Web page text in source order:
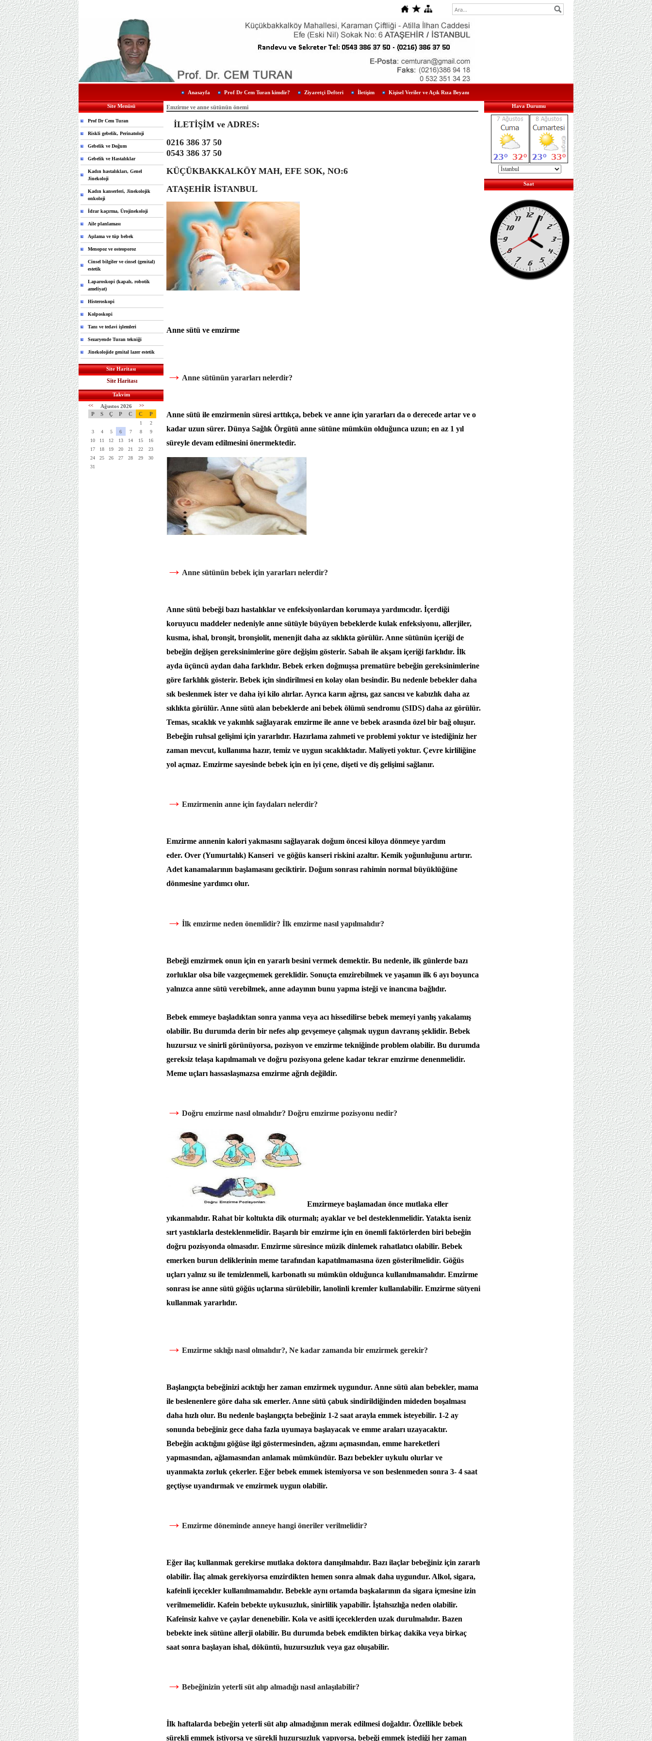
Anasayfa Prof Dr Cem Turan kimdir? Ziyaretçi Defteri İletişim Kişisel Veriler ve Açık Rıza Beyanı
Site Menüsü
Prof Dr Cem Turan
Riskli gebelik, Perinatoloji
Gebelik ve Doğum
Gebelik ve Hastalıklar
Kadın hastalıkları, Genel
Jinekoloji
Kadın kanserleri, Jinekolojik
onkoloji
İdrar kaçırma, Ürojinekoloji
Aile planlaması
Aşılama ve tüp bebek
Menopoz ve osteoporoz
Cinsel bilgiler ve cinsel (genital)
estetik
Laparoskopi (kapalı, robotik
ameliyat)
Histeroskopi
Kolposkopi
Tanı ve tedavi işlemleri
Sezaryende Turan tekniği
Jinekolojide genital lazer estetik
Site Haritası
Site Haritası
Takvim
<< Ağustos 2026 >>
P S Ç P C C P
1
2
3
4 5 6 7 8
9
10
11 12 13 14 15
16
17
18 19 20 21 22
23
24
25 26 27 28 29
30
31
Emzirme ve anne sütünün önemi
İLETİŞİM ve ADRES:
0216 386 37 50
0543 386 37 50
KÜÇÜKBAKKALKÖY MAH, EFE SOK, NO:6
ATAŞEHİR İSTANBUL
Anne sütü ve emzirme
→ Anne sütünün yararları nelerdir?
Anne sütü ile emzirmenin süresi arttıkça, bebek ve anne için yararları da o derecede artar ve o
kadar uzun sürer. Dünya Sağlık Örgütü anne sütüne mümkün olduğunca uzun; en az 1 yıl
süreyle devam edilmesini önermektedir.
→ Anne sütünün bebek için yararları nelerdir?
Anne sütü bebeği bazı hastalıklar ve enfeksiyonlardan korumaya yardımcıdır. İçerdiği
koruyucu maddeler nedeniyle anne sütüyle büyüyen bebeklerde kulak enfeksiyonu, allerjiler,
kusma, ishal, bronşit, bronşiolit, menenjit daha az sıklıkta görülür. Anne sütünün içeriği de
bebeğin değişen gereksinimlerine göre değişim gösterir. Sabah ile akşam içeriği farklıdır. İlk
ayda üçüncü aydan daha farklıdır. Bebek erken doğmuşsa prematüre bebeğin gereksinimlerine
göre farklılık gösterir. Bebek için sindirilmesi en kolay olan besindir. Bu nedenle bebekler daha
sık beslenmek ister ve daha iyi kilo alırlar. Ayrıca karın ağrısı, gaz sancısı ve kabızlık daha az
sıklıkta görülür. Anne sütü alan bebeklerde ani bebek ölümü sendromu (SIDS) daha az görülür.
Temas, sıcaklık ve yakınlık sağlayarak emzirme ile anne ve bebek arasında özel bir bağ oluşur.
Bebeğin ruhsal gelişimi için yararlıdır. Hazırlama zahmeti ve problemi yoktur ve istediğiniz her
zaman mevcut, kullanıma hazır, temiz ve uygun sıcaklıktadır. Maliyeti yoktur. Çevre kirliliğine
yol açmaz. Emzirme sayesinde bebek için en iyi çene, dişeti ve diş gelişimi sağlanır.
→ Emzirmenin anne için faydaları nelerdir?
Emzirme annenin kalori yakmasını sağlayarak doğum öncesi kiloya dönmeye yardım
eder. Over (Yumurtalık) Kanseri ve göğüs kanseri riskini azaltır. Kemik yoğunluğunu artırır.
Adet kanamalarının başlamasını geciktirir. Doğum sonrası rahimin normal büyüklüğüne
dönmesine yardımcı olur.
→ İlk emzirme neden önemlidir? İlk emzirme nasıl yapılmalıdır?
Bebeği emzirmek onun için en yararlı besini vermek demektir. Bu nedenle, ilk günlerde bazı
zorluklar olsa bile vazgeçmemek gereklidir. Sonuçta emzirebilmek ve yaşamın ilk 6 ayı boyunca
yalnızca anne sütü verebilmek, anne adayının bunu yapma isteği ve inancına bağlıdır.
Bebek emmeye başladıktan sonra yanma veya acı hissedilirse bebek memeyi yanlış yakalamış
olabilir. Bu durumda derin bir nefes alıp gevşemeye çalışmak uygun davranış şeklidir. Bebek
huzursuz ve sinirli görünüyorsa, pozisyon ve emzirme tekniğinde problem olabilir. Bu durumda
gereksiz telaşa kapılmamalı ve doğru pozisyona gelene kadar tekrar emzirme denenmelidir.
Meme uçları hassaslaşmazsa emzirme ağrılı değildir.
→ Doğru emzirme nasıl olmalıdır? Doğru emzirme pozisyonu nedir?
Emzirmeye başlamadan önce mutlaka eller
yıkanmalıdır. Rahat bir koltukta dik oturmalı; ayaklar ve bel desteklenmelidir. Yatakta iseniz
sırt yastıklarla desteklenmelidir. Başarılı bir emzirme için en önemli faktörlerden biri bebeğin
doğru pozisyonda olmasıdır. Emzirme süresince müzik dinlemek rahatlatıcı olabilir. Bebek
emerken burun deliklerinin meme tarafından kapatılmamasına özen gösterilmelidir. Göğüs
uçları yalnız su ile temizlenmeli, karbonatlı su mümkün olduğunca kullanılmamalıdır. Emzirme
sonrası ise anne sütü göğüs uçlarına sürülebilir, lanolinli kremler kullanılabilir. Emzirme sütyeni
kullanmak yararlıdır.
→ Emzirme sıklığı nasıl olmalıdır?, Ne kadar zamanda bir emzirmek gerekir?
Başlangıçta bebeğinizi acıktığı her zaman emzirmek uygundur. Anne sütü alan bebekler, mama
ile beslenenlere göre daha sık emerler. Anne sütü çabuk sindirildiğinden mideden boşalması
daha hızlı olur. Bu nedenle başlangıçta bebeğiniz 1-2 saat arayla emmek isteyebilir. 1-2 ay
sonunda bebeğiniz gece daha fazla uyumaya başlayacak ve emme araları uzayacaktır.
Bebeğin acıktığını göğüse ilgi göstermesinden, ağzını açmasından, emme hareketleri
yapmasından, ağlamasından anlamak mümkündür. Bazı bebekler uykulu olurlar ve
uyanmakta zorluk çekerler. Eğer bebek emmek istemiyorsa ve son beslenmeden sonra 3- 4 saat
geçtiyse uyandırmak ve emzirmek uygun olabilir.
→ Emzirme döneminde anneye hangi öneriler verilmelidir?
Eğer ilaç kullanmak gerekirse mutlaka doktora danışılmalıdır. Bazı ilaçlar bebeğiniz için zararlı
olabilir. İlaç almak gerekiyorsa emzirdikten hemen sonra almak daha uygundur. Alkol, sigara,
kafeinli içecekler kullanılmamalıdır. Bebekle aynı ortamda başkalarının da sigara içmesine izin
verilmemelidir. Kafein bebekte uykusuzluk, sinirlilik yapabilir. İştahsızlığa neden olabilir.
Kafeinsiz kahve ve çaylar denenebilir. Kola ve asitli içeceklerden uzak durulmalıdır. Bazen
bebekte inek sütüne allerji olabilir. Bu durumda bebek emdikten birkaç dakika veya birkaç
saat sonra başlayan ishal, döküntü, huzursuzluk veya gaz oluşabilir.
→ Bebeğinizin yeterli süt alıp almadığı nasıl anlaşılabilir?
İlk haftalarda bebeğin yeterli süt alıp almadığının merak edilmesi doğaldır. Özellikle bebek
sürekli emmek istiyorsa ve sürekli huzursuzluk yapıyorsa, bebeği emmek istediği her zaman
Hava Durumu
Saat